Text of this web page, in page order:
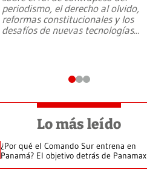
periodismo, el derecho al olvido,
reformas constitucionales y los
desafíos de nuevas tecnologías...
Lo más leído
¿Por qué el Comando Sur entrena en
Panamá? El objetivo detrás de Panamax